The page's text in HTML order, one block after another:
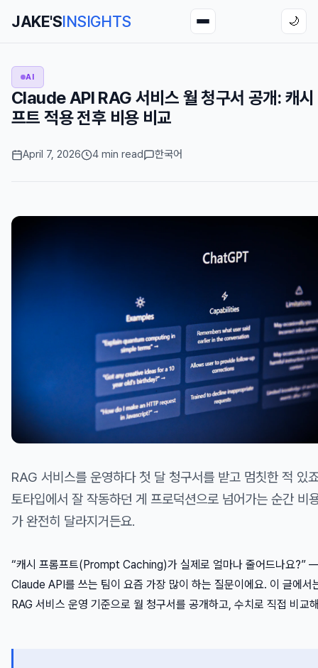
JAKE'SINSIGHTS 🌙
AI
Claude API RAG 서비스 월 청구서 공개: 캐시
프트 적용 전후 비용 비교
April 7, 2026 4 min read 한국어
RAG 서비스를 운영하다 첫 달 청구서를 받고 멈칫한 적 있
토타입에서 잘 작동하던 게 프로덕션으로 넘어가는 순간 비
가 완전히 달라지거든요.
“캐시 프롬프트(Prompt Caching)가 실제로 얼마나 줄어드나요?”
Claude API를 쓰는 팀이 요즘 가장 많이 하는 질문이에요. 이 글에서
RAG 서비스 운영 기준으로 월 청구서를 공개하고, 수치로 직접 비교